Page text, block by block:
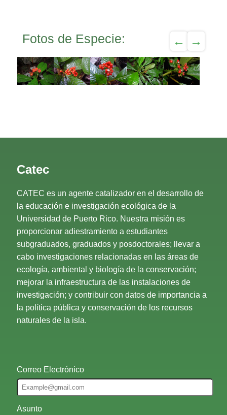
Fotos de Especie:
Catec
CATEC es un agente catalizador en el desarrollo de
la educación e investigación ecológica de la
Universidad de Puerto Rico. Nuestra misión es
proporcionar adiestramiento a estudiantes
subgraduados, graduados y posdoctorales; llevar a
cabo investigaciones relacionadas en las áreas de
ecología, ambiental y biología de la conservación;
mejorar la infraestructura de las instalaciones de
investigación; y contribuir con datos de importancia a
la política pública y conservación de los recursos
naturales de la isla.
Correo Electrónico
Asunto